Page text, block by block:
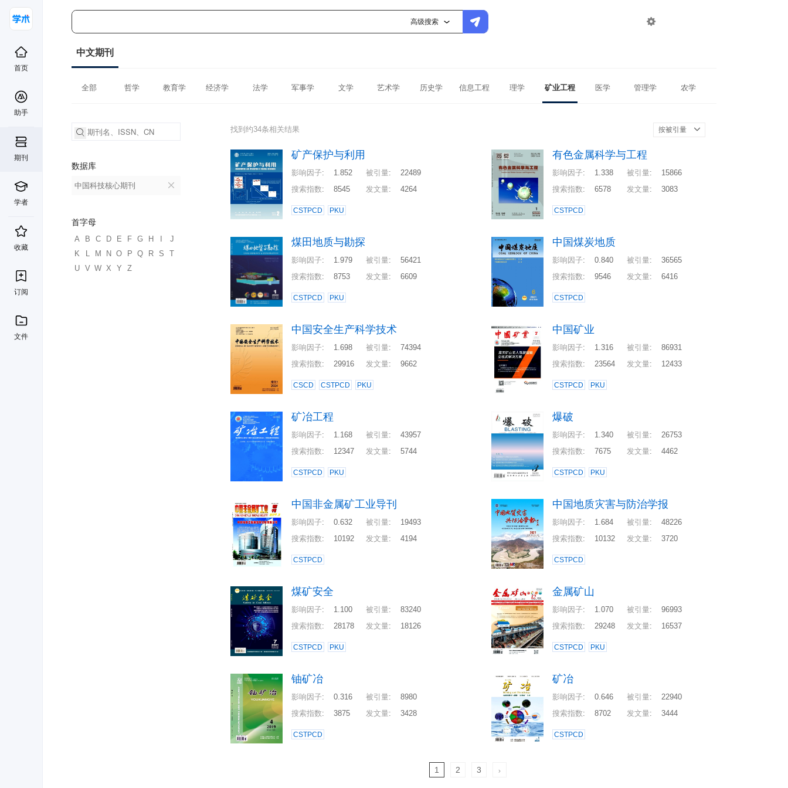
高级搜索 
首页
助手
期刊
学者
收藏
订阅
文件
中文期刊
全部 哲学 教育学 经济学 法学 军事学 文学 艺术学 历史学 信息工程 理学 矿业工程 医学 管理学 农学
数据库
中国科技核心期刊
首字母
A B C D E F G H
J
K
L M N O P Q R S
T
U
V W X Y Z
找到约34条相关结果 按被引量
矿产保护与利用
影响因子: 1.852 被引量:
22489
搜索指数: 8545 发文量: 4264
CSTPCD PKU
有色金属科学与工程
影响因子: 1.338 被引量:
15866
搜索指数: 6578 发文量: 3083
CSTPCD
煤田地质与勘探
影响因子: 1.979 被引量:
56421
搜索指数: 8753 发文量: 6609
CSTPCD PKU
中国煤炭地质
影响因子: 0.840 被引量:
36565
搜索指数: 9546 发文量: 6416
CSTPCD
中国安全生产科学技术
影响因子: 1.698 被引量:
74394
搜索指数: 29916 发文量: 9662
CSCD CSTPCD PKU
中国矿业
影响因子: 1.316 被引量:
86931
搜索指数: 23564 发文量: 12433
CSTPCD PKU
矿冶工程
影响因子: 1.168 被引量:
43957
搜索指数: 12347 发文量: 5744
CSTPCD PKU
爆破
影响因子: 1.340 被引量:
26753
搜索指数: 7675 发文量: 4462
CSTPCD PKU
中国非金属矿工业导刊
影响因子: 0.632 被引量:
19493
搜索指数: 10192 发文量: 4194
CSTPCD
中国地质灾害与防治学报
影响因子: 1.684 被引量:
48226
搜索指数: 10132 发文量: 3720
CSTPCD
煤矿安全
影响因子: 1.100 被引量:
83240
搜索指数: 28178 发文量: 18126
CSTPCD PKU
金属矿山
影响因子: 1.070 被引量:
96993
搜索指数: 29248 发文量: 16537
CSTPCD PKU
铀矿冶
影响因子: 0.316 被引量:
8980
搜索指数: 3875 发文量: 3428
CSTPCD
矿冶
影响因子: 0.646 被引量:
22940
搜索指数: 8702 发文量: 3444
CSTPCD
1 2 3 